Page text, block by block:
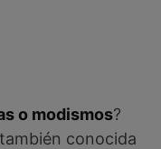
o modismos?
conocida